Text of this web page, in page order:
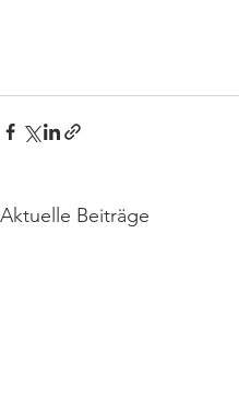
Aktuelle Beiträge